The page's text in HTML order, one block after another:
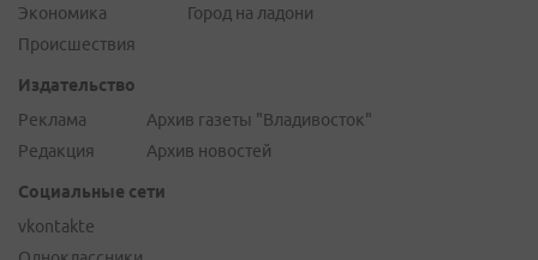
Экономика
Происшествия
Город на ладони
Издательство
Реклама
Редакция
Архив газеты "Владивосток"
Архив новостей
Социальные сети
vkontakte